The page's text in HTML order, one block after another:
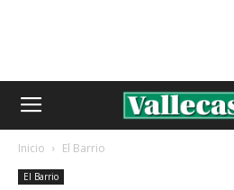
Inicio El Barrio
El Barrio